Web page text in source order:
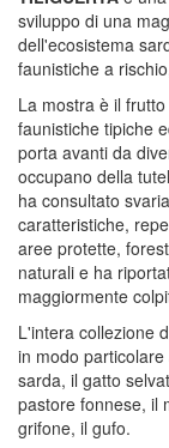
sviluppo di una
dell'ecosistema
faunistiche a
La mostra è il
faunistiche tipiche
porta avanti da
occupano della
ha consultato
caratteristiche,
aree protette,
naturali e ha
maggiormente
L'intera collezione
in modo
sarda, il gatto
pastore fonnese, il
grifone, il gufo.